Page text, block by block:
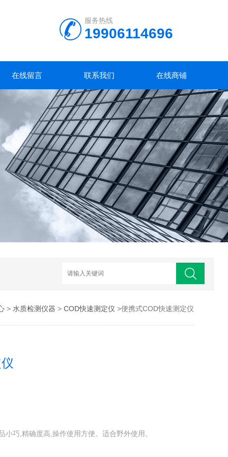
服务热线
19906114696
在线留言 联系我们 在线商铺
> 水质检测仪器 > COD快速测定仪 >便携式COD快速测定仪
巧,精确度高,操作使用方便。适合野外使用。